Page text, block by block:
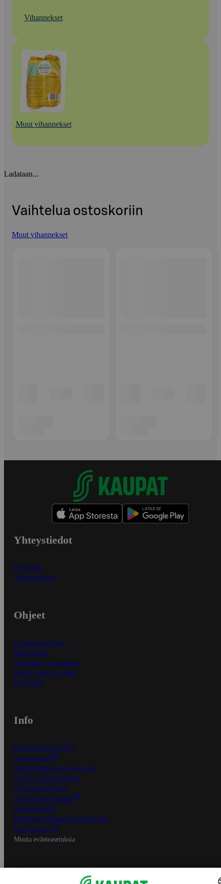
Vihannekset
Muut vihannekset
Ladataan...
Vaihtelua ostoskoriin
Muut vihannekset
Yhteystiedot
Myymälät
Asiakaspalvelu
Ohjeet
Ensitilaajan ohjeet
Näin maksat
Näin tilaat ja muokkaat
Kaikki ohjeet ja vinkit
In English
Info
S-Business yrityksille
Oiva-raportit
Osuuskauppojen yhteystiedot
Tilaus- ja toimitusehdot
Tietosuojakäytäntö
Palvelun käyttöehdot
Saavutettavuus
Mobiilisovelluksen saavutettavuus
Mainostajalle
Muuta evästeasetuksia
S-ryhmän palvelut